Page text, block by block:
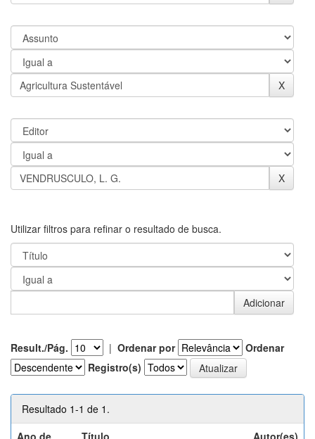
Utilizar filtros para refinar o resultado de busca.
Result./Pág. | Ordenar por
Ordenar
Registro(s)
Resultado 1-1 de 1.
Ano de
Título Autor(es)